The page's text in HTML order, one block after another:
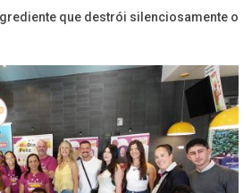
que destrói silenciosamente o